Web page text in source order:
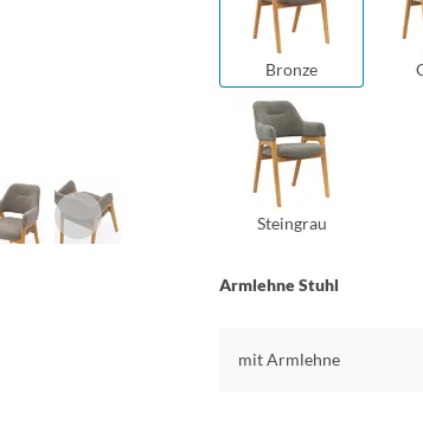
Bronze
Steingrau
Armlehne Stuhl
mit Armlehne